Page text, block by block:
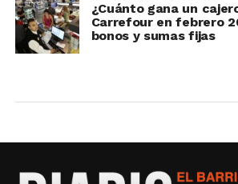
¿Cuánto gana un
Carrefour en febrero
bonos y sumas fijas